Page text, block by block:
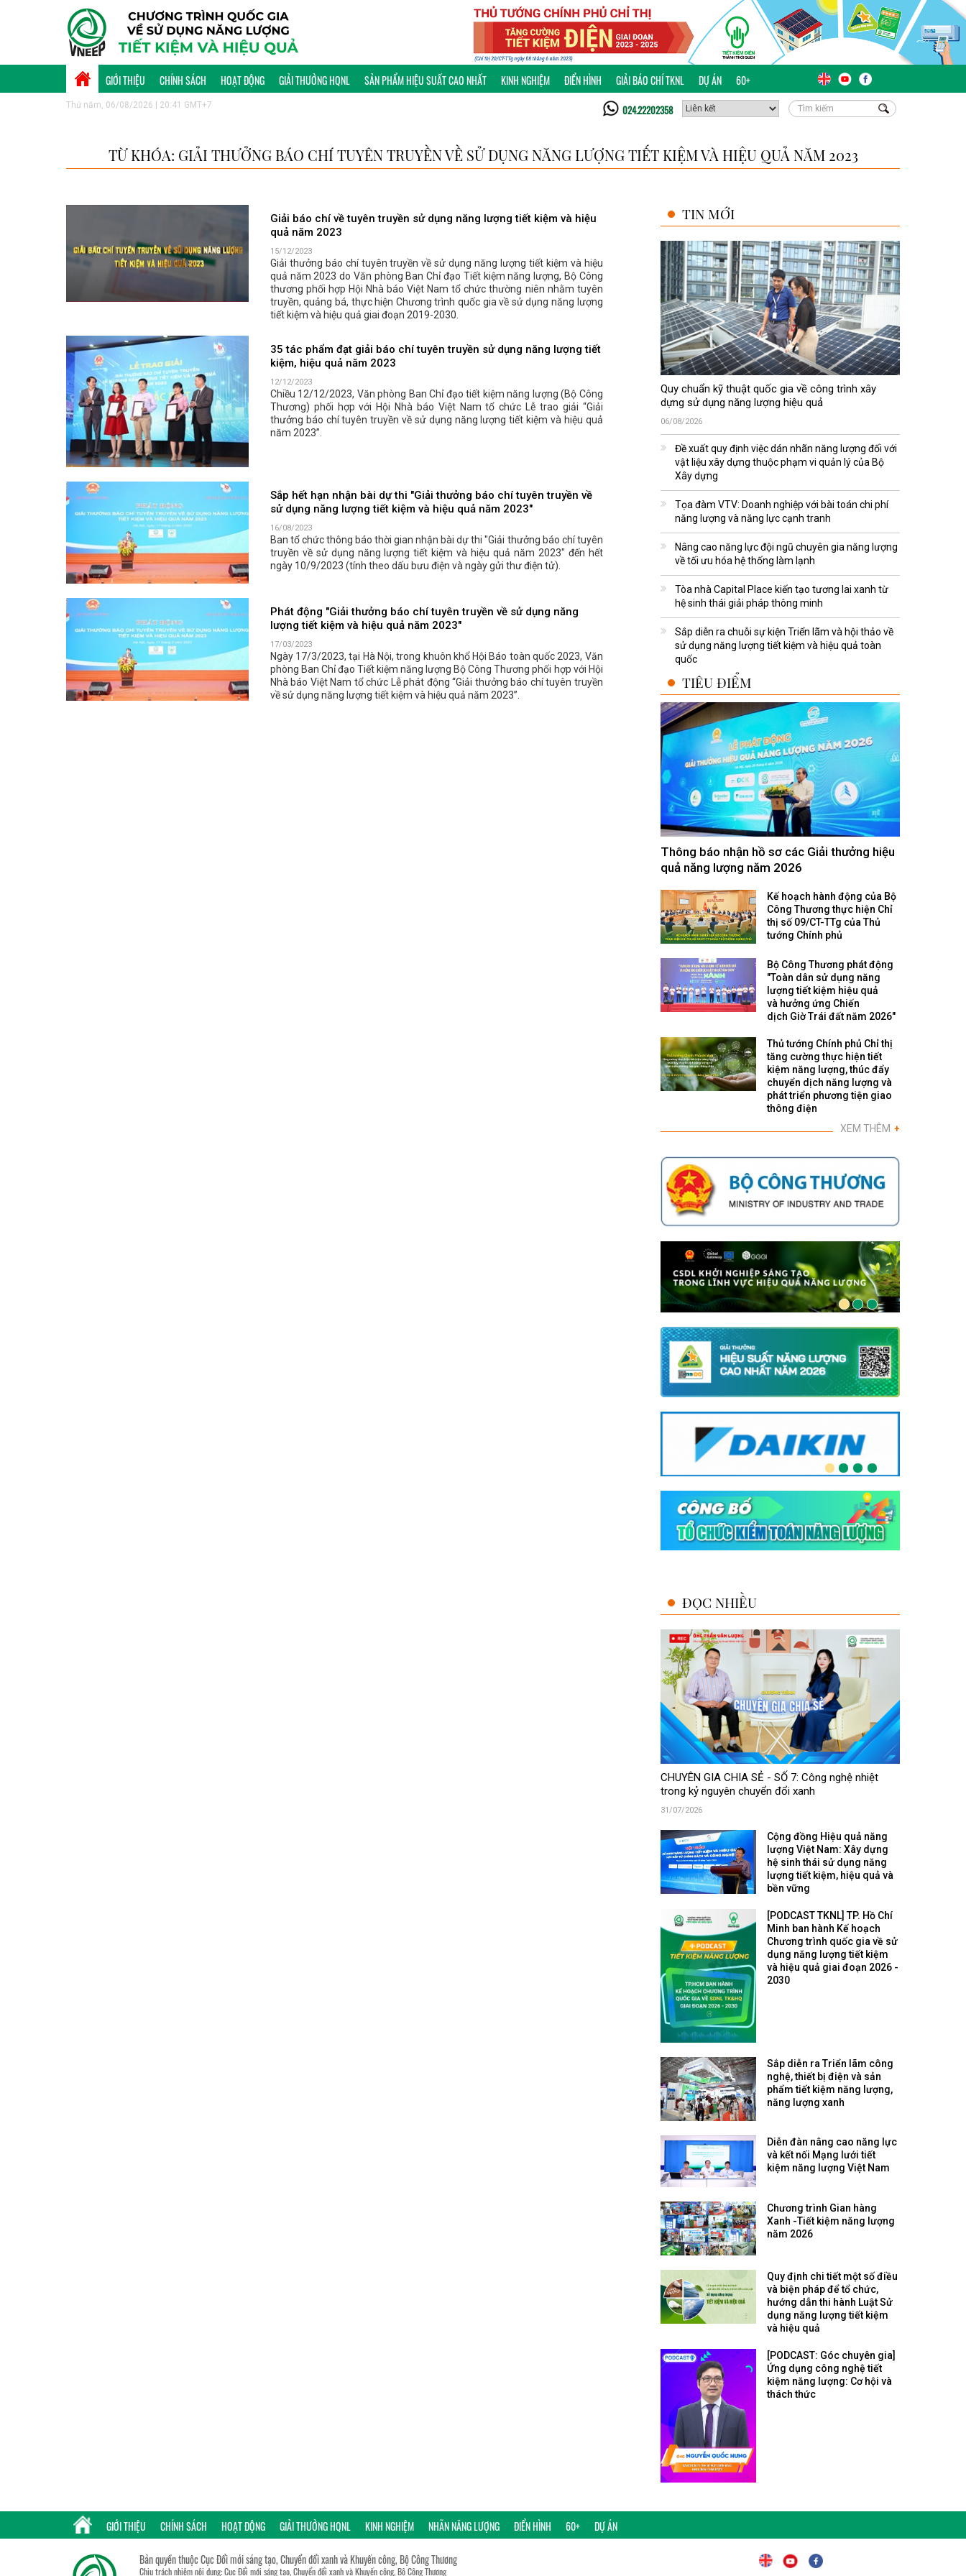
GIỚI THIỆU CHÍNH SÁCH HOẠT ĐỘNG GIẢI THƯỞNG HQNL SẢN PHẨM HIỆU SUẤT CAO NHẤT KINH NGHIỆM ĐIỂN HÌNH GIẢI BÁO CHÍ TKNL DỰ ÁN 60+
Thứ năm, 06/08/2026 | 20:41 GMT+7 024.22202358
TỪ KHÓA: GIẢI THƯỞNG BÁO CHÍ TUYÊN TRUYỀN VỀ SỬ DỤNG NĂNG LƯỢNG TIẾT KIỆM VÀ HIỆU QUẢ NĂM 2023
Giải báo chí về tuyên truyền sử dụng năng lượng tiết kiệm và hiệu
quả năm 2023
15/12/2023
Giải thưởng báo chí tuyên truyền về sử dụng năng lượng tiết kiệm và hiệu
quả năm 2023 do Văn phòng Ban Chỉ đạo Tiết kiệm năng lượng, Bộ Công
thương phối hợp Hội Nhà báo Việt Nam tổ chức thường niên nhằm tuyên
truyền, quảng bá, thực hiện Chương trình quốc gia về sử dụng năng lượng
tiết kiệm và hiệu quả giai đoạn 2019-2030.
35 tác phẩm đạt giải báo chí tuyên truyền sử dụng năng lượng tiết
kiệm, hiệu quả năm 2023
12/12/2023
Chiều 12/12/2023, Văn phòng Ban Chỉ đạo tiết kiệm năng lượng (Bộ Công
Thương) phối hợp với Hội Nhà báo Việt Nam tổ chức Lễ trao giải “Giải
thưởng báo chí tuyên truyền về sử dụng năng lượng tiết kiệm và hiệu quả
năm 2023”.
Sắp hết hạn nhận bài dự thi "Giải thưởng báo chí tuyên truyền về
sử dụng năng lượng tiết kiệm và hiệu quả năm 2023"
16/08/2023
Ban tổ chức thông báo thời gian nhận bài dự thi "Giải thưởng báo chí tuyên
truyền về sử dụng năng lượng tiết kiệm và hiệu quả năm 2023" đến hết
ngày 10/9/2023 (tính theo dấu bưu điện và ngày gửi thư điện tử).
Phát động "Giải thưởng báo chí tuyên truyền về sử dụng năng
lượng tiết kiệm và hiệu quả năm 2023"
17/03/2023
Ngày 17/3/2023, tại Hà Nội, trong khuôn khổ Hội Báo toàn quốc 2023, Văn
phòng Ban Chỉ đạo Tiết kiệm năng lượng Bộ Công Thương phối hợp với Hội
Nhà báo Việt Nam tổ chức Lễ phát động “Giải thưởng báo chí tuyên truyền
về sử dụng năng lượng tiết kiệm và hiệu quả năm 2023”.
TIN MỚI
Quy chuẩn kỹ thuật quốc gia về công trình xây
dựng sử dụng năng lượng hiệu quả
06/08/2026
Đề xuất quy định việc dán nhãn năng lượng đối với
vật liệu xây dựng thuộc phạm vi quản lý của Bộ
Xây dựng
Tọa đàm VTV: Doanh nghiệp với bài toán chi phí
năng lượng và năng lực cạnh tranh
Nâng cao năng lực đội ngũ chuyên gia năng lượng
về tối ưu hóa hệ thống làm lạnh
Tòa nhà Capital Place kiến tạo tương lai xanh từ
hệ sinh thái giải pháp thông minh
Sắp diễn ra chuỗi sự kiện Triển lãm và hội thảo về
sử dụng năng lượng tiết kiệm và hiệu quả toàn
quốc
TIÊU ĐIỂM
Thông báo nhận hồ sơ các Giải thưởng hiệu
quả năng lượng năm 2026
Kế hoạch hành động của Bộ
Công Thương thực hiện Chỉ
thị số 09/CT-TTg của Thủ
tướng Chính phủ
Bộ Công Thương phát động
"Toàn dân sử dụng năng
lượng tiết kiệm hiệu quả
và hưởng ứng Chiến
dịch Giờ Trái đất năm 2026"
Thủ tướng Chính phủ Chỉ thị
tăng cường thực hiện tiết
kiệm năng lượng, thúc đẩy
chuyển dịch năng lượng và
phát triển phương tiện giao
thông điện
XEM THÊM +
ĐỌC NHIỀU
CHUYÊN GIA CHIA SẺ - SỐ 7: Công nghệ nhiệt
trong kỷ nguyên chuyển đổi xanh
31/07/2026
Cộng đồng Hiệu quả năng
lượng Việt Nam: Xây dựng
hệ sinh thái sử dụng năng
lượng tiết kiệm, hiệu quả và
bền vững
[PODCAST TKNL] TP. Hồ Chí
Minh ban hành Kế hoạch
Chương trình quốc gia về sử
dụng năng lượng tiết kiệm
và hiệu quả giai đoạn 2026 -
2030
Sắp diễn ra Triển lãm công
nghệ, thiết bị điện và sản
phẩm tiết kiệm năng lượng,
năng lượng xanh
Diễn đàn nâng cao năng lực
và kết nối Mạng lưới tiết
kiệm năng lượng Việt Nam
Chương trình Gian hàng
Xanh -Tiết kiệm năng lượng
năm 2026
Quy định chi tiết một số điều
và biện pháp để tổ chức,
hướng dẫn thi hành Luật Sử
dụng năng lượng tiết kiệm
và hiệu quả
[PODCAST: Góc chuyên gia]
Ứng dụng công nghệ tiết
kiệm năng lượng: Cơ hội và
thách thức
GIỚI THIỆU CHÍNH SÁCH HOẠT ĐỘNG GIẢI THƯỞNG HQNL KINH NGHIỆM NHÃN NĂNG LƯỢNG ĐIỂN HÌNH 60+ DỰ ÁN
Bản quyền thuộc Cục Đổi mới sáng tạo, Chuyển đổi xanh và Khuyến công, Bộ Công Thương
Chịu trách nhiệm nội dung: Cục Đổi mới sáng tạo, Chuyển đổi xanh và Khuyến công, Bộ Công Thương